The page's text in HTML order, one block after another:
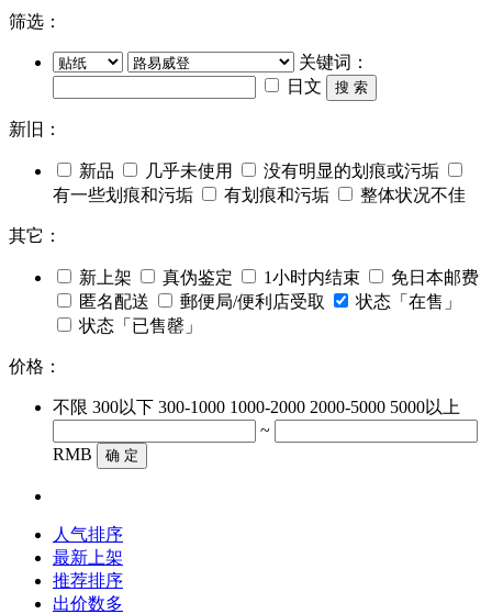
筛选：
关键词：
日文
搜 索
新旧：
新品 几乎未使用
没有明显的划痕或污垢
有一些划痕和污垢
有划痕和污垢 整体状况不佳
其它：
新上架 真伪鉴定 1小时内结束
免日本邮费
匿名配送
郵便局/便利店受取
状态「在售」
状态「已售罄」
价格：
不限 300以下 300-1000 1000-2000 2000-5000 5000以上
~
RMB
确 定
人气排序
最新上架
推荐排序
出价数多